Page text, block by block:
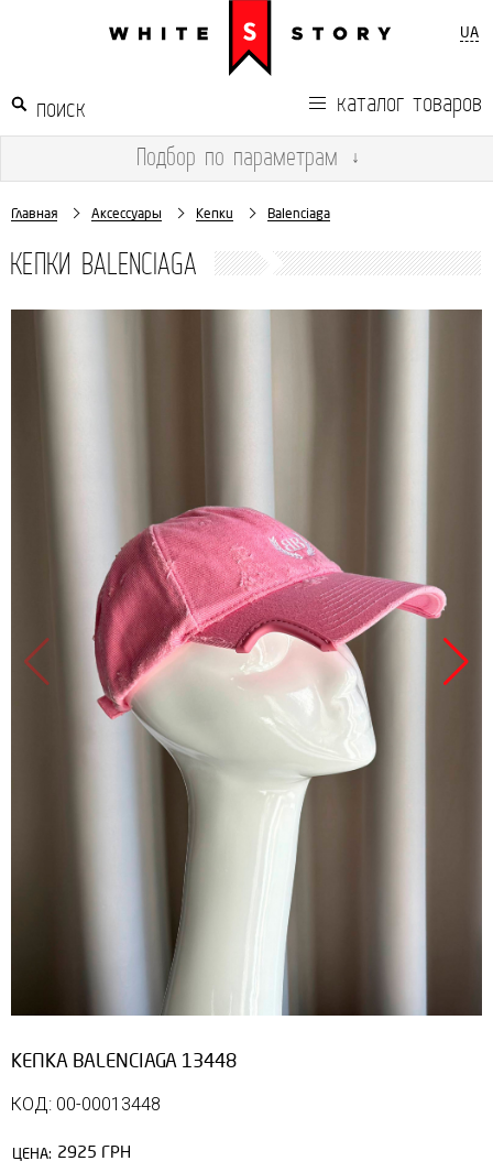
UA
каталог товаров
Подбор по параметрам ↓
Главная Аксессуары Кепки Balenciaga
КЕПКИ BALENCIAGA
Продано
КЕПКА BALENCIAGA 13448
КОД: 00-00013448
ЦЕНА: 2925 ГРН